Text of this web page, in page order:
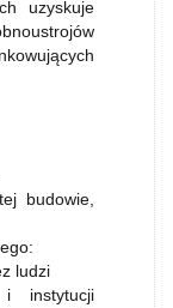
uzyskuje
budowie,
ludzi
instytucji